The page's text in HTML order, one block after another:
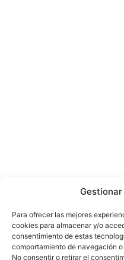
Para ofrecer las mejores
cookies para almacenar y/o
consentimiento de estas
comportamiento de navegación
No consentir o retirar el